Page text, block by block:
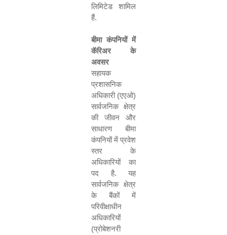
लिमिटेड शामिल
हैं.
बीमा कंपनियों में
कॅरिअर के
अवसर
सहायक
प्रशासनिक
अधिकारी (एएओ)
सार्वजनिक क्षेत्र
की जीवन और
साधारण बीमा
कंपनियों में प्रवेश
स्तर के
अधिकारियों का
पद है. यह
सार्वजनिक क्षेत्र
के बैंकों में
परिवीक्षाधीन
अधिकारियों
(प्रोबेशनरी